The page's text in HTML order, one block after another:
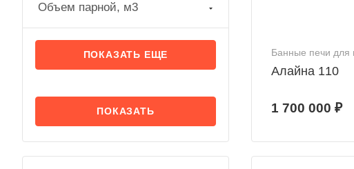
Банные печи для
Алайна 110
1 700 000 ₽
Объем парной, м3
ПОКАЗАТЬ ЕЩЕ